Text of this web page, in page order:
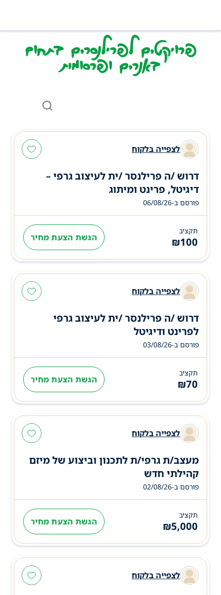
פרויקטים לפרילנסרים בתחום
באנרים ופרסומות
לצפייה בלקוח
דרוש /ה פרילנסר /ית לעיצוב גרפי –
דיגיטל, פרינט ומיתוג
פורסם ב-06/08/26
תקציב
₪100 הגשת הצעת מחיר
לצפייה בלקוח
דרוש /ה פרילנסר /ית לעיצוב גרפי
לפרינט ודיגיטל
פורסם ב-03/08/26
תקציב
₪70 הגשת הצעת מחיר
לצפייה בלקוח
מעצב/ת גרפי/ת לתכנון וביצוע של מיזם
קהילתי חדש
פורסם ב-02/08/26
תקציב
₪5,000 הגשת הצעת מחיר
לצפייה בלקוח